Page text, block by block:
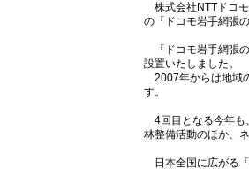
株式会社NTTドコ
の「ドコモ岩手網張
「ドコモ岩手網張
設置いたしました。
2007年からは地域
す。
4回目となる今年も
林整備活動のほか、
日本全国に広がる